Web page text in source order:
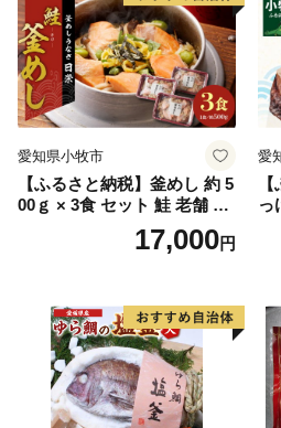
愛知県小牧市
【ふるさと納税】釜めし 約 5
00ｇ × 3食 セット 鮭 老舗 急
速冷凍 レンチン 時短 簡単調
理 食品 加工品 海鮮 手作り
り寄せグルメ 愛知県 小牧市
送料無料
17,000円
愛
っ